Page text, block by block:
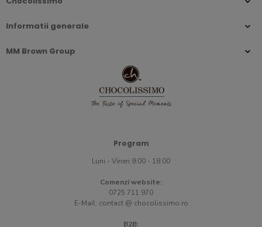
Informatii generale
MM Brown Group
Program
Luni - Vineri 9:00 - 18:00
Comenzi website:
0725 711 970
E-Mail: contact @ chocolissimo.ro
B2B: